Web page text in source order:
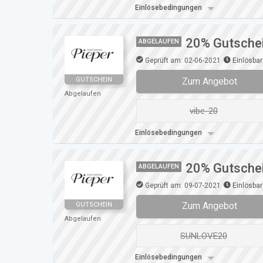
Einlösebedingungen
GUTSCHEIN
Abgelaufen
ABGELAUFEN 20%
Geprüft am: 02-06-2021
Zum Angebot
vibe-20
Einlösebedingungen
GUTSCHEIN
Abgelaufen
ABGELAUFEN 20%
Geprüft am: 09-07-2021
Zum Angebot
SUNLOVE20
Einlösebedingungen